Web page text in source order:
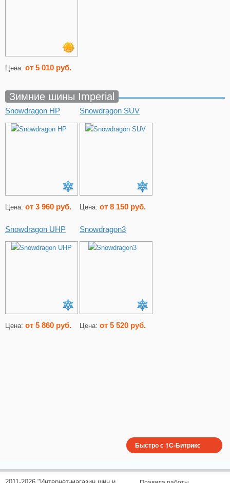
Цена: от 5 010 руб.
Зимние шины Imperial
Snowdragon HP
Цена: от 3 960 руб.
Snowdragon SUV
Цена: от 8 150 руб.
Snowdragon UHP
Цена: от 5 860 руб.
Snowdragon3
Цена: от 5 520 руб.
Быстро с 1С-Битрикс